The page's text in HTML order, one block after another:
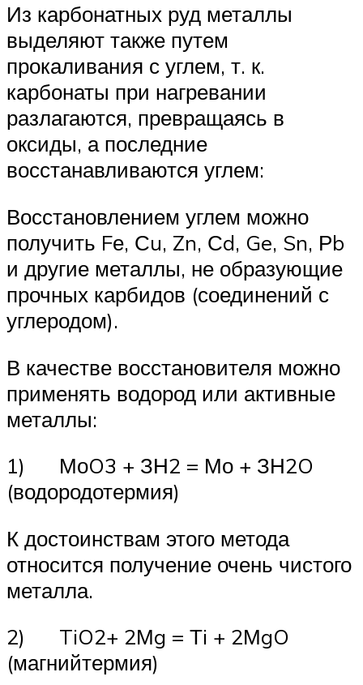
Из карбонатных руд металлы
выделяют также путем
прокаливания с углем, т. к.
карбонаты при нагревании
разлагаются, превращаясь в
оксиды, а последние
восстанавливаются углем:
Восстановлением углем можно
получить Fе, Сu, Zn, Сd, Ge, Sn, Рb
и другие металлы, не образующие
прочных карбидов (соединений с
углеродом).
В качестве восстановителя можно
применять водород или активные
металлы:
1) МоO3 + ЗН2 = Мо + ЗН2O
(водородотермия)
К достоинствам этого метода
относится получение очень чистого
металла.
2) TiO2+ 2Мg = Тi + 2МgO
(магнийтермия)